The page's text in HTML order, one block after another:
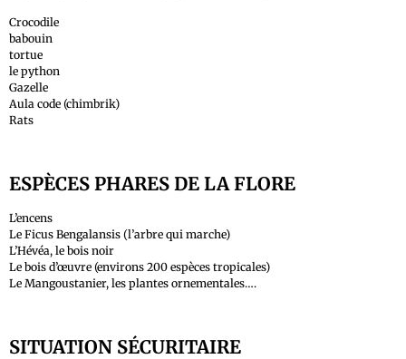
Crocodile
babouin
tortue
le python
Gazelle
Aula code (chimbrik)
Rats
ESPÈCES PHARES DE LA FLORE
L’encens
Le Ficus Bengalansis (l’arbre qui marche)
L’Hévéa, le bois noir
Le bois d’œuvre (environs 200 espèces tropicales)
Le Mangoustanier, les plantes ornementales….
SITUATION SÉCURITAIRE